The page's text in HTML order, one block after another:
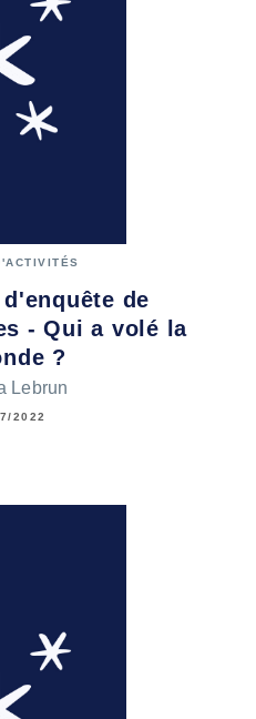
de
- Qui a volé la
?
Lebrun
2022